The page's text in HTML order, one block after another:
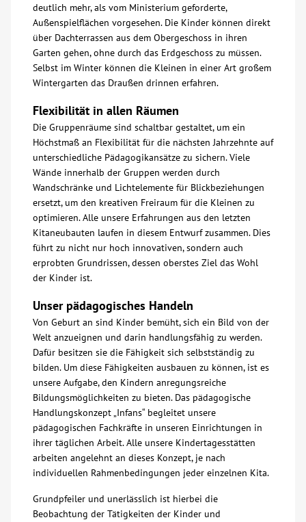
deutlich mehr, als vom Ministerium geforderte,
Außenspielflächen vorgesehen. Die Kinder können direkt
über Dachterrassen aus dem Obergeschoss in ihren
Garten gehen, ohne durch das Erdgeschoss zu müssen.
Selbst im Winter können die Kleinen in einer Art großem
Wintergarten das Draußen drinnen erfahren.
Flexibilität in allen Räumen
Die Gruppenräume sind schaltbar gestaltet, um ein
Höchstmaß an Flexibilität für die nächsten Jahrzehnte auf
unterschiedliche Pädagogikansätze zu sichern. Viele
Wände innerhalb der Gruppen werden durch
Wandschränke und Lichtelemente für Blickbeziehungen
ersetzt, um den kreativen Freiraum für die Kleinen zu
optimieren. Alle unsere Erfahrungen aus den letzten
Kitaneubauten laufen in diesem Entwurf zusammen. Dies
führt zu nicht nur hoch innovativen, sondern auch
erprobten Grundrissen, dessen oberstes Ziel das Wohl
der Kinder ist.
Unser pädagogisches Handeln
Von Geburt an sind Kinder bemüht, sich ein Bild von der
Welt anzueignen und darin handlungsfähig zu werden.
Dafür besitzen sie die Fähigkeit sich selbstständig zu
bilden. Um diese Fähigkeiten ausbauen zu können, ist es
unsere Aufgabe, den Kindern anregungsreiche
Bildungsmöglichkeiten zu bieten. Das pädagogische
Handlungskonzept „Infans“ begleitet unsere
pädagogischen Fachkräfte in unseren Einrichtungen in
ihrer täglichen Arbeit. Alle unsere Kindertagesstätten
arbeiten angelehnt an dieses Konzept, je nach
individuellen Rahmenbedingungen jeder einzelnen Kita.
Grundpfeiler und unerlässlich ist hierbei die
Beobachtung der Tätigkeiten der Kinder und